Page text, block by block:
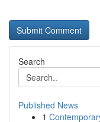
Search
Published News
1